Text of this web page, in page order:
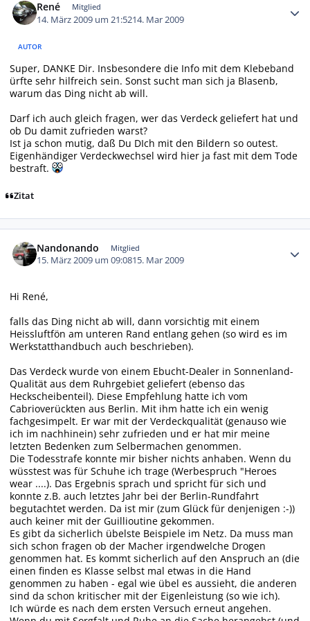
René Mitglied
14. März 2009 um 21:5214. Mar 2009
AUTOR
Super, DANKE Dir. Insbesondere die Info mit dem Klebeband
ürfte sehr hilfreich sein. Sonst sucht man sich ja Blasenb,
warum das Ding nicht ab will.
Darf ich auch gleich fragen, wer das Verdeck geliefert hat und
ob Du damit zufrieden warst?
Ist ja schon mutig, daß Du DIch mit den Bildern so outest.
Eigenhändiger Verdeckwechsel wird hier ja fast mit dem Tode
bestraft.
Zitat
Nandonando Mitglied
15. März 2009 um 09:0815. Mar 2009
Hi René,
falls das Ding nicht ab will, dann vorsichtig mit einem
Heissluftfön am unteren Rand entlang gehen (so wird es im
Werkstatthandbuch auch beschrieben).
Das Verdeck wurde von einem Ebucht-Dealer in Sonnenland-
Qualität aus dem Ruhrgebiet geliefert (ebenso das
Heckscheibenteil). Diese Empfehlung hatte ich vom
Cabrioverückten aus Berlin. Mit ihm hatte ich ein wenig
fachgesimpelt. Er war mit der Verdeckqualität (genauso wie
ich im nachhinein) sehr zufrieden und er hat mir meine
letzten Bedenken zum Selbermachen genommen.
Die Todesstrafe konnte mir bisher nichts anhaben. Wenn du
wüsstest was für Schuhe ich trage (Werbespruch "Heroes
wear ....). Das Ergebnis sprach und spricht für sich und
konnte z.B. auch letztes Jahr bei der Berlin-Rundfahrt
begutachtet werden. Da ist mir (zum Glück für denjenigen :-))
auch keiner mit der Guillioutine gekommen.
Es gibt da sicherlich übelste Beispiele im Netz. Da muss man
sich schon fragen ob der Macher irgendwelche Drogen
genommen hat. Es kommt sicherlich auf den Anspruch an (die
einen finden es Klasse selbst mal etwas in die Hand
genommen zu haben - egal wie übel es aussieht, die anderen
sind da schon kritischer mit der Eigenleistung (so wie ich).
Ich würde es nach dem ersten Versuch erneut angehen.